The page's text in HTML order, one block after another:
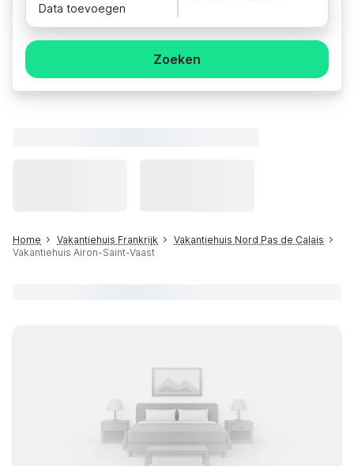
Data toevoegen
Zoeken
Home Vakantiehuis Frankrijk
Vakantiehuis Nord Pas de Calais
Vakantiehuis Airon-Saint-Vaast